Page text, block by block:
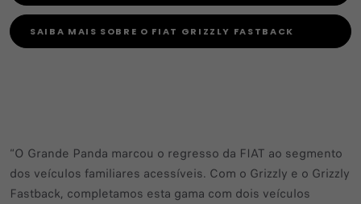
SAIBA MAIS SOBRE O FIAT GRIZZLY FASTBACK
“O Grande Panda marcou o regresso da FIAT ao segmento
dos veículos familiares acessíveis. Com o Grizzly e o Grizzly
Fastback, completamos esta gama com dois veículos